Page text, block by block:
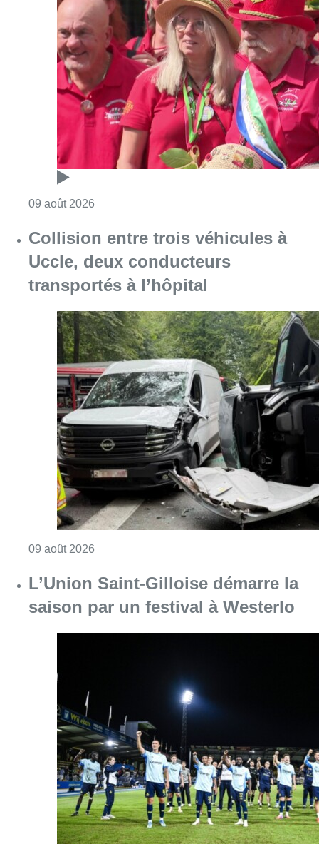
09 août 2026
Collision entre trois véhicules à
Uccle, deux conducteurs
transportés à l’hôpital
09 août 2026
L’Union Saint-Gilloise démarre la
saison par un festival à Westerlo